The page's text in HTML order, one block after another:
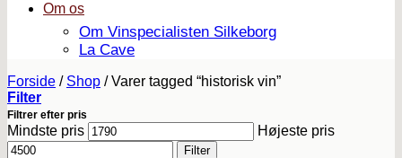
Om os
Om Vinspecialisten Silkeborg
La Cave
Forside / Shop /Varer tagged “historisk vin”
Filter
Filtrer efter pris
Mindste pris Højeste pris
Filter